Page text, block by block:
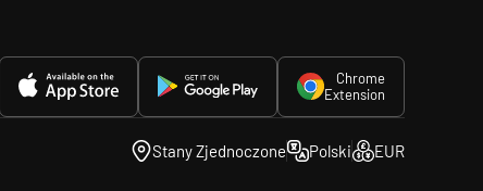
Chrome
Extension
Stany Zjednoczone Polski EUR